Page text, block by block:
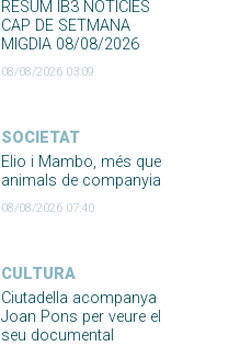
RESUM IB3 NOTÍCIES
CAP DE SETMANA
MIGDIA 08/08/2026
08/08/2026 03:09
SOCIETAT
Elio i Mambo, més que
animals de companyia
08/08/2026 07:40
CULTURA
Ciutadella acompanya
Joan Pons per veure el
seu documental